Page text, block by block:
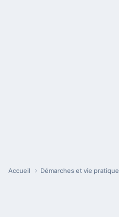
Accueil Démarches et vie pratique